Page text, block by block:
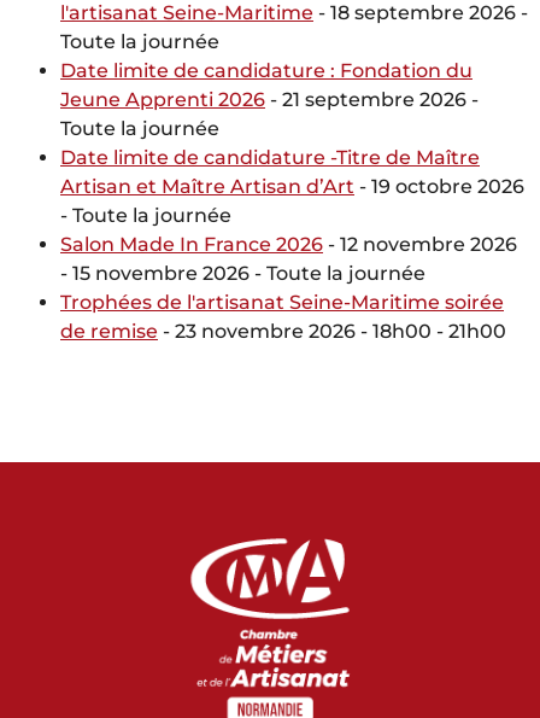
l'artisanat Seine-Maritime - 18 septembre 2026 -
Toute la journée
Date limite de candidature : Fondation du
Jeune Apprenti 2026 - 21 septembre 2026 -
Toute la journée
Date limite de candidature -Titre de Maître
Artisan et Maître Artisan d’Art - 19 octobre 2026
- Toute la journée
Salon Made In France 2026 - 12 novembre 2026
- 15 novembre 2026 - Toute la journée
Trophées de l'artisanat Seine-Maritime soirée
de remise - 23 novembre 2026 - 18h00 - 21h00